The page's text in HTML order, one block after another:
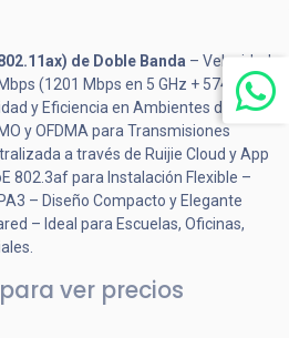
de Doble Banda – Velocidad
(1201 Mbps en 5 GHz + 574 Mbps
y Eficiencia en Ambientes de Alta
y OFDMA para Transmisiones
a través de Ruijie Cloud y App
802.3af para Instalación Flexible –
– Diseño Compacto y Elegante
– Ideal para Escuelas, Oficinas,
para ver precios